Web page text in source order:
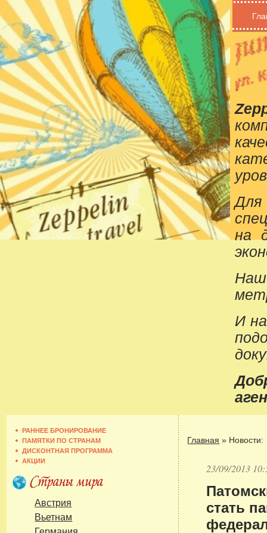
на
И
РАННЕЕ БРОНИРОВАНИЕ
ПАМЯТКИ ПО СТРАНАМ
ДИСКОНТНАЯ ПРОГРАММА
АКЦИИ
Австрия
Вьетнам
Главная » Новости:
23/09/2013
стать